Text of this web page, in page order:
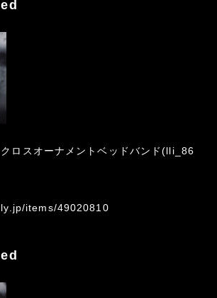
ロスオーナメントベッドバンド(lli_86
items/49020810